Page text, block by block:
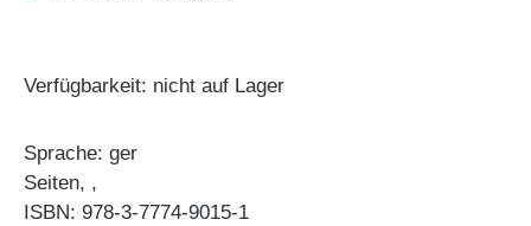
Verfügbarkeit: nicht auf Lager
Sprache: ger
Seiten, ,
ISBN: 978-3-7774-9015-1